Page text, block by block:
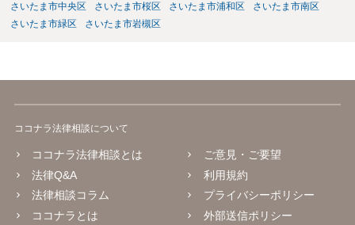
さいたま市中央区
さいたま市桜区 さいたま市浦和区
さいたま市南区
さいたま市緑区
さいたま市岩槻区
ココナラ法律相談について
ココナラ法律相談とは
法律Q&A
法律相談コラム
ココナラとは
ご意見・ご要望
利用規約
プライバシーポリシー
外部送信ポリシー